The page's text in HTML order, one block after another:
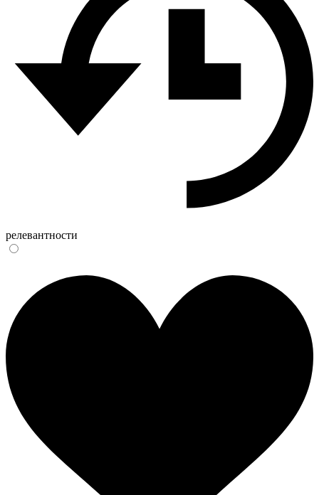
релевантности